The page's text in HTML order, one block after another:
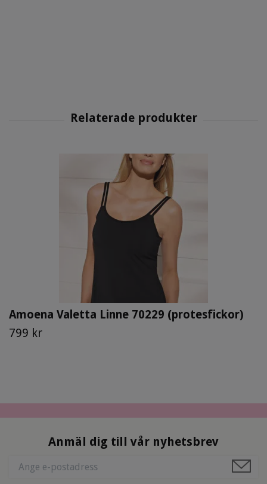
Amoena Valetta Linne 70229 (protesfickor)
799 kr
Anmäl dig till vår nyhetsbrev